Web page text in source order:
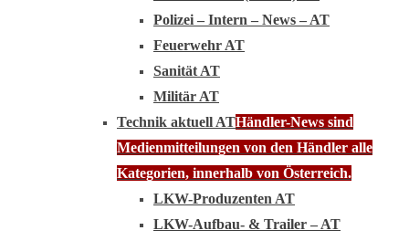
Polizei – Intern – News – AT
Feuerwehr AT
Sanität AT
Militär AT
Technik aktuell ATHändler-News sind
Medienmitteilungen von den Händler alle
Kategorien, innerhalb von Österreich.
LKW-Produzenten AT
LKW-Aufbau- & Trailer – AT